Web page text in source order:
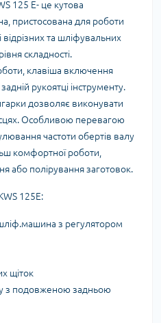
125 E- це кутова
пристосована для роботи
та шліфувальних
складності.
клавіша включення
рукоятці інструменту.
дозволяє виконувати
Особливою перевагою
частоти обертів валу
комфортної роботи,
або полірування заготовок.
125E:
з регулятором
щіток
з подовженою задньою